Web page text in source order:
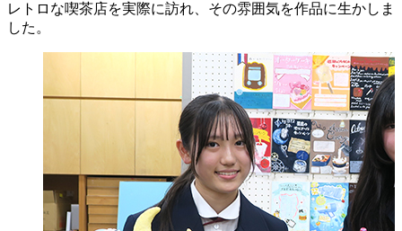
レトロな喫茶店を実際に訪れ、その雰囲気を作品に生かしま
した。